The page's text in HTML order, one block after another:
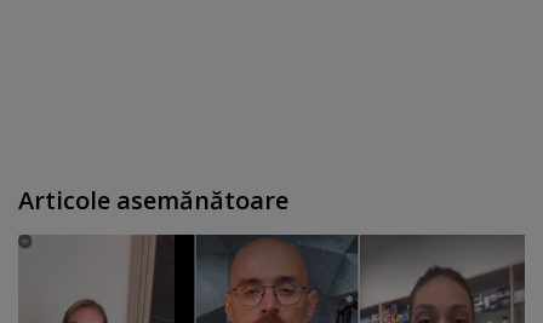
Articole asemănătoare